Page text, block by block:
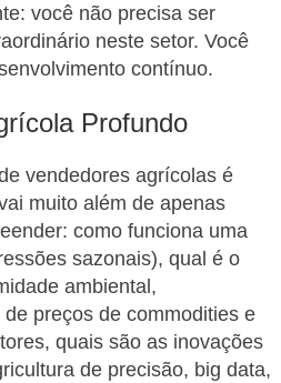
você não precisa ser
neste setor. Você
contínuo.
Profundo
vendedores agrícolas é
muito além de apenas
como funciona uma
sazonais), qual é o
ambiental,
preços de commodities e
quais são as inovações
de precisão, big data,